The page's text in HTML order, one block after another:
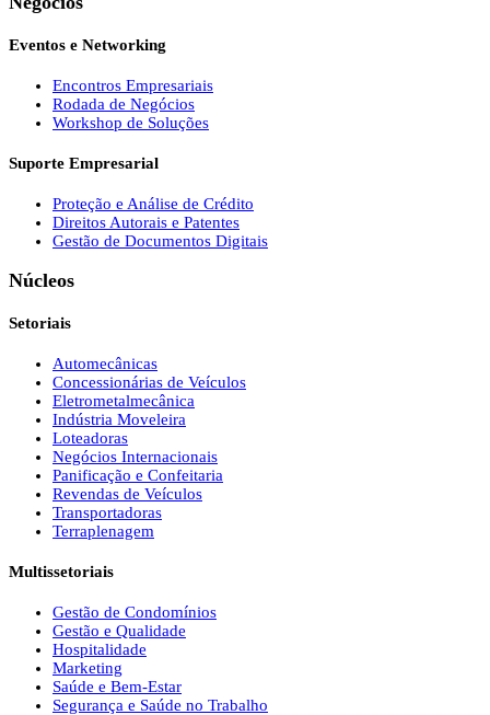
Eventos e Networking
Encontros Empresariais
Rodada de Negócios
Workshop de Soluções
Suporte Empresarial
Proteção e Análise de Crédito
Direitos Autorais e Patentes
Gestão de Documentos Digitais
Núcleos
Setoriais
Automecânicas
Concessionárias de Veículos
Eletrometalmecânica
Indústria Moveleira
Loteadoras
Negócios Internacionais
Panificação e Confeitaria
Revendas de Veículos
Transportadoras
Terraplenagem
Multissetoriais
Gestão de Condomínios
Gestão e Qualidade
Hospitalidade
Marketing
Saúde e Bem-Estar
Segurança e Saúde no Trabalho